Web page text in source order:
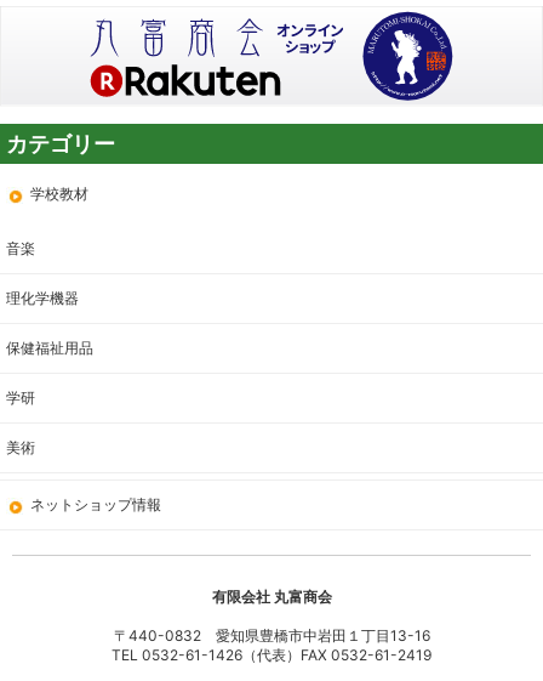
学校教材
音楽
理化学機器
保健福祉用品
学研
美術
ネットショップ情報
有限会社 丸富商会
〒440-0832 愛知県豊橋市中岩田１丁目13-16
TEL 0532-61-1426（代表）FAX 0532-61-2419